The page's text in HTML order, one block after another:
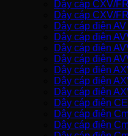
Dây cáp CXV/
Dây cáp CXV/
Dây cáp điện
Dây cáp điện
Dây cáp điện
Dây cáp điện
Dây cáp điện
Dây cáp điện
Dây cáp điện
Dây cáp điện
Dây cáp điện
Dây cáp điện